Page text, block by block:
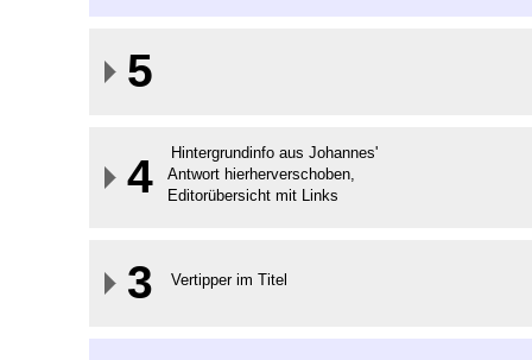
5
4
Hintergrundinfo aus Johannes'
Antwort hierherverschoben,
Editorübersicht mit Links
3 Vertipper im Titel